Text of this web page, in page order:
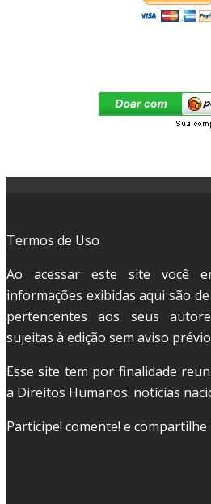
Termos de Uso
Ao acessar este site você
informações exibidas aqui são
pertencentes aos seus
sujeitas à edição sem aviso prévio
Esse site tem por finalidade
a Direitos Humanos. notícias
Participe! comente! e compartilhe